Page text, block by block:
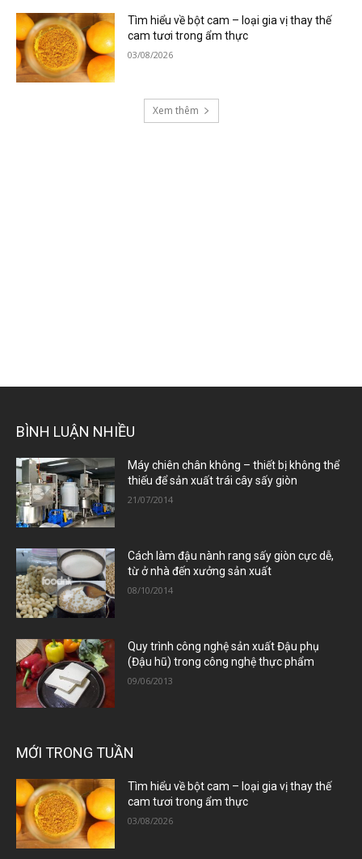
Tìm hiểu về bột cam – loại gia vị thay thế
cam tươi trong ẩm thực
03/08/2026
Xem thêm
BÌNH LUẬN NHIỀU
Máy chiên chân không – thiết bị không thể
thiếu để sản xuất trái cây sấy giòn
21/07/2014
Cách làm đậu nành rang sấy giòn cực dễ,
từ ở nhà đến xưởng sản xuất
08/10/2014
Quy trình công nghệ sản xuất Đậu phụ
(Đậu hũ) trong công nghệ thực phẩm
09/06/2013
MỚI TRONG TUẦN
Tìm hiểu về bột cam – loại gia vị thay thế
cam tươi trong ẩm thực
03/08/2026